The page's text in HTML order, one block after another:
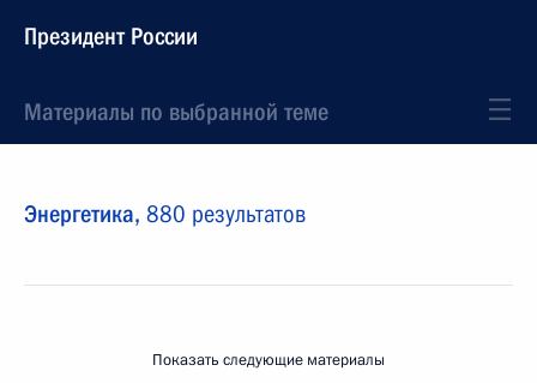
Президент России
Материалы по выбранной теме
Энергетика, 880 результатов
Показать следующие материалы